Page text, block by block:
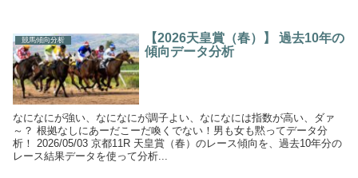
競馬傾向分析
【2026天皇賞（春）】 過去10年の
傾向データ分析
なになにが強い、なになにが調子よい、なになには指数が高い、ダァ
～？ 根拠なしにあーだこーだ喚くでない！男も女も黙ってデータ分
析！ 2026/05/03 京都11R 天皇賞（春）のレース傾向を、過去10年分の
レース結果データを使って分析...